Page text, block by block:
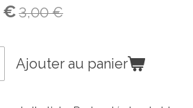
€3,00 €
Ajouter au panier